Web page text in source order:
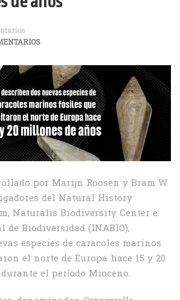
por Marijn Roosen y Bram W.
del Natural History
Naturalis Biodiversity Center e
Biodiversidad (INABIO),
especies de caracoles marinos
el norte de Europa hace 15 y 20
el período Mioceno.